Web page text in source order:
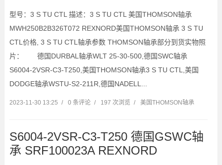
型号：3 S TU CTL 描述：3 S TU CTL 美国THOMSON轴承
MWH250B2B326T072 REXNORD美国THOMSON轴承 3 S TU
CTL价格, 3 S TU CTL轴承参数 THOMSON轴承部分到货实物照
片： 德国DURBAL轴承WLT 25-30-500,德国SWC轴承
S6004-2VSR-C3-T250,美国THOMSON轴承3 S TU CTL,美国
DODGE轴承WSTU-S2-211R,德国NADELL...
2023-11-30 13:25 / 0 条评论 / 197 次浏览 / 美国THOMSON轴承
S6004-2VSR-C3-T250 德国GSWC轴
承 SRF100023A REXNORD